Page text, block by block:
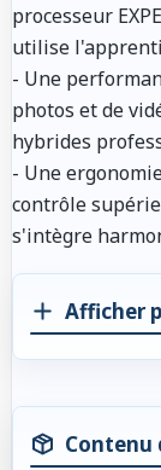
processeur
utilise
- Une
photos et de
hybrides
- Une
contrôle
s'intègre
Afficher
Contenu